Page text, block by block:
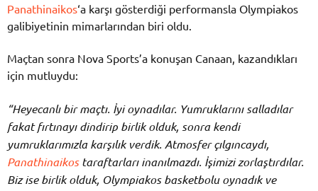
Panathinaikos‘a karşı gösterdiği performansla Olympiakos
galibiyetinin mimarlarından biri oldu.
Maçtan sonra Nova Sports’a konuşan Canaan, kazandıkları
için mutluydu:
“Heyecanlı bir maçtı. İyi oynadılar. Yumruklarını salladılar
fakat fırtınayı dindirip birlik olduk, sonra kendi
yumruklarımızla karşılık verdik. Atmosfer çılgıncaydı,
Panathinaikostaraftarları inanılmazdı. İşimizi zorlaştırdılar.
Biz ise birlik olduk, Olympiakos basketbolu oynadık ve